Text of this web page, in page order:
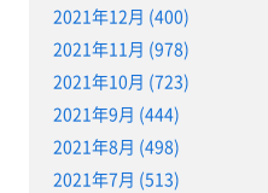
2021年12月 (400)
2021年11月 (978)
2021年10月 (723)
2021年9月 (444)
2021年8月 (498)
2021年7月 (513)